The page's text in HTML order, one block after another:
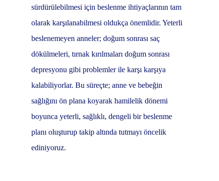
sürdürülebilmesi için beslenme ihtiyaçlarının tam
olarak karşılanabilmesi oldukça önemlidir. Yeterli
beslenemeyen anneler; doğum sonrası saç
dökülmeleri, tırnak kırılmaları doğum sonrası
depresyonu gibi problemler ile karşı karşıya
kalabiliyorlar. Bu süreçte; anne ve bebeğin
sağlığını ön plana koyarak hamilelik dönemi
boyunca yeterli, sağlıklı, dengeli bir beslenme
planı oluşturup takip altında tutmayı öncelik
ediniyoruz.